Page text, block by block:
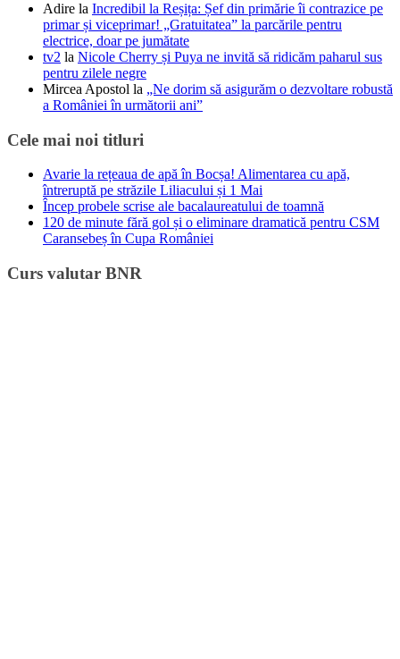
Adire la Incredibil la Reșița: Șef din primărie îi contrazice pe
primar și viceprimar! „Gratuitatea” la parcările pentru
electrice, doar pe jumătate
tv2 la Nicole Cherry și Puya ne invită să ridicăm paharul sus
pentru zilele negre
Mircea Apostol la „Ne dorim să asigurăm o dezvoltare robustă
a României în următorii ani”
Cele mai noi titluri
Avarie la rețeaua de apă în Bocșa! Alimentarea cu apă,
întreruptă pe străzile Liliacului și 1 Mai
Încep probele scrise ale bacalaureatului de toamnă
120 de minute fără gol și o eliminare dramatică pentru CSM
Caransebeș în Cupa României
Curs valutar BNR